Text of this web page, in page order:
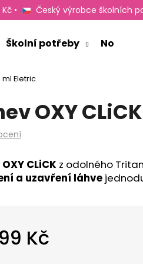
• Český výrobce školních
Školní potřeby Novinky
ml Eletric
OXY
CLiCK z odolného
a uzavření láhve
Kč
HLEDAT